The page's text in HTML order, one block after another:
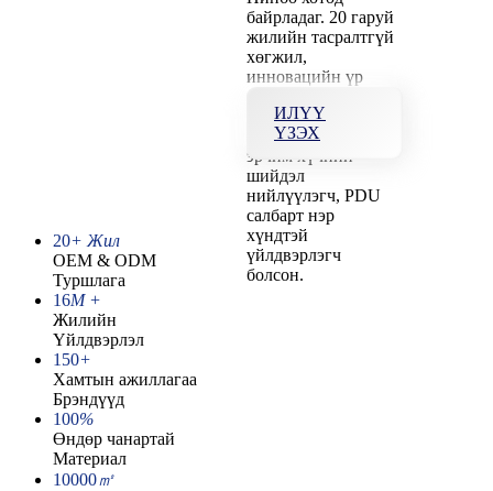
байрладаг. 20 гаруй
жилийн тасралтгүй
хөгжил,
инновацийн үр
Хятадын
тэргүүлэгч ухаалаг
эрчим хүчний
шийдэл
нийлүүлэгч, PDU
салбарт нэр
хүндтэй
үйлдвэрлэгч
болсон.
ИЛҮҮ
ҮЗЭХ
20+ Жил
OEM & ODM
Туршлага
16М +
Жилийн
Үйлдвэрлэл
150+
Хамтын ажиллагаа
Брэндүүд
100%
Өндөр чанартай
Материал
10000㎡